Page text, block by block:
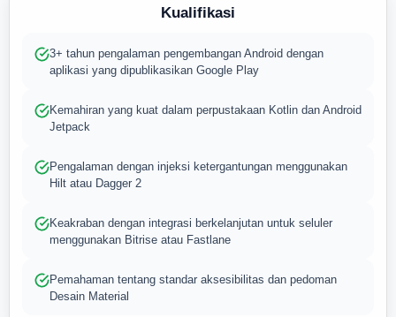
Kualifikasi
3+ tahun pengalaman pengembangan Android dengan
aplikasi yang dipublikasikan Google Play
Kemahiran yang kuat dalam perpustakaan Kotlin dan Android
Jetpack
Pengalaman dengan injeksi ketergantungan menggunakan
Hilt atau Dagger 2
Keakraban dengan integrasi berkelanjutan untuk seluler
menggunakan Bitrise atau Fastlane
Pemahaman tentang standar aksesibilitas dan pedoman
Desain Material